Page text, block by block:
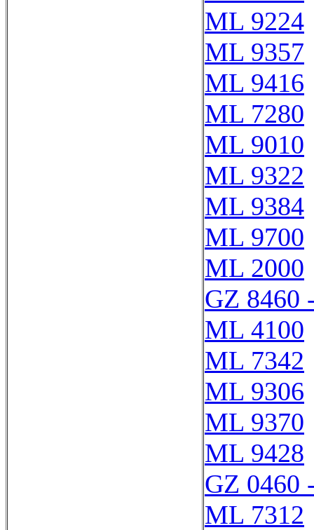
ML 9224
ML 9357
ML 9416
ML 7280
ML 9010
ML 9322
ML 9384
ML 9700
ML 2000
GZ 8460
ML 4100
ML 7342
ML 9306
ML 9370
ML 9428
GZ 0460
ML 7312